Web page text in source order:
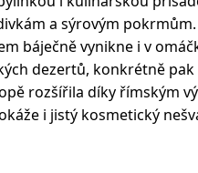
a sýrovým
báječně vynikne i v
dezertů, konkrétně pak
rozšířila díky římským
i jistý kosmetický